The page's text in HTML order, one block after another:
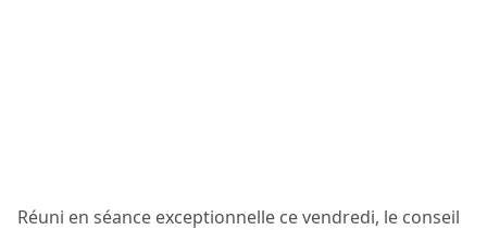
Réuni en séance exceptionnelle ce vendredi, le conseil